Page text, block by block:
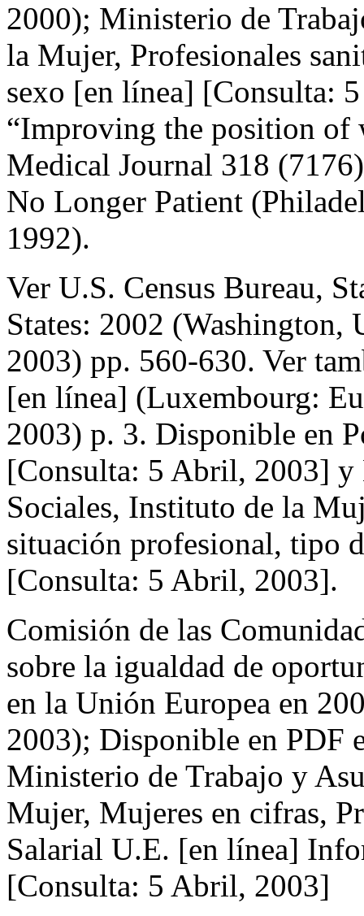
2000); Ministerio de
la Mujer, Profesionales
sexo [en línea] [Consulta:
“Improving the position of
Medical Journal 318
No Longer Patient
1992).
Ver U.S. Census Bureau,
States: 2002
2003) pp. 560-630. Ver
[en línea] (Luxembourg:
2003) p. 3. Disponible en
[Consulta: 5 Abril, 2003]
Sociales, Instituto de la
situación profesional, tipo
[Consulta: 5 Abril, 2003].
Comisión de las
sobre la igualdad de
en la Unión Europea en
2003); Disponible en PDF
Ministerio de Trabajo y
Mujer, Mujeres en cifras,
Salarial U.E. [en línea]
[Consulta: 5 Abril, 2003]